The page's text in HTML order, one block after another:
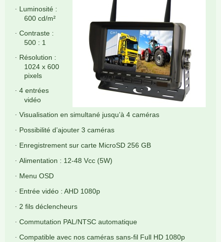
· Luminosité :
600 cd/m²
· Contraste :
500 : 1
· Résolution :
1024 x 600
pixels
· 4 entrées
vidéo
· Visualisation en simultané jusqu’à 4 caméras
· Possibilité d’ajouter 3 caméras
· Enregistrement sur carte MicroSD 256 GB
· Alimentation : 12-48 Vcc (5W)
· Menu OSD
· Entrée vidéo : AHD 1080p
· 2 fils déclencheurs
· Commutation PAL/NTSC automatique
· Compatible avec nos caméras sans-fil Full HD 1080p